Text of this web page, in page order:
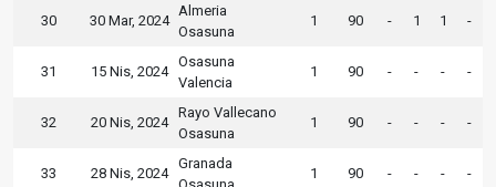
30 30 Mar, 2024
Almeria
Osasuna
1 90 - 1 1 -
31 15 Nis, 2024
Osasuna
Valencia
1 90 - - - -
32 20 Nis, 2024
Rayo Vallecano
Osasuna
1 90 - - - -
33 28 Nis, 2024
Granada
1 90 - - - -